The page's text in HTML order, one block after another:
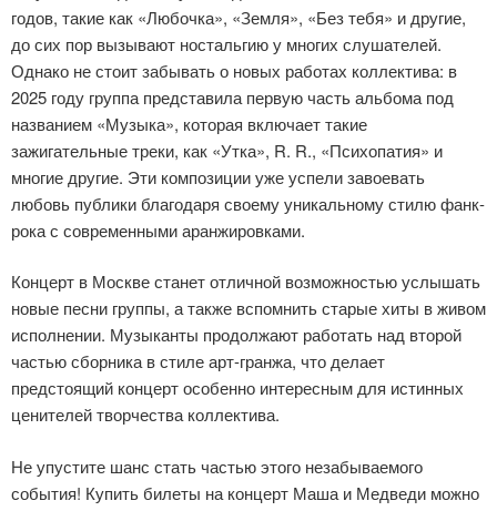
годов, такие как «Любочка», «Земля», «Без тебя» и другие,
до сих пор вызывают ностальгию у многих слушателей.
Однако не стоит забывать о новых работах коллектива: в
2025 году группа представила первую часть альбома под
названием «Музыка», которая включает такие
зажигательные треки, как «Утка», R. R., «Психопатия» и
многие другие. Эти композиции уже успели завоевать
любовь публики благодаря своему уникальному стилю фанк-
рока с современными аранжировками.
Концерт в Москве станет отличной возможностью услышать
новые песни группы, а также вспомнить старые хиты в живом
исполнении. Музыканты продолжают работать над второй
частью сборника в стиле арт-гранжа, что делает
предстоящий концерт особенно интересным для истинных
ценителей творчества коллектива.
Не упустите шанс стать частью этого незабываемого
события! Купить билеты на концерт Маша и Медведи можно